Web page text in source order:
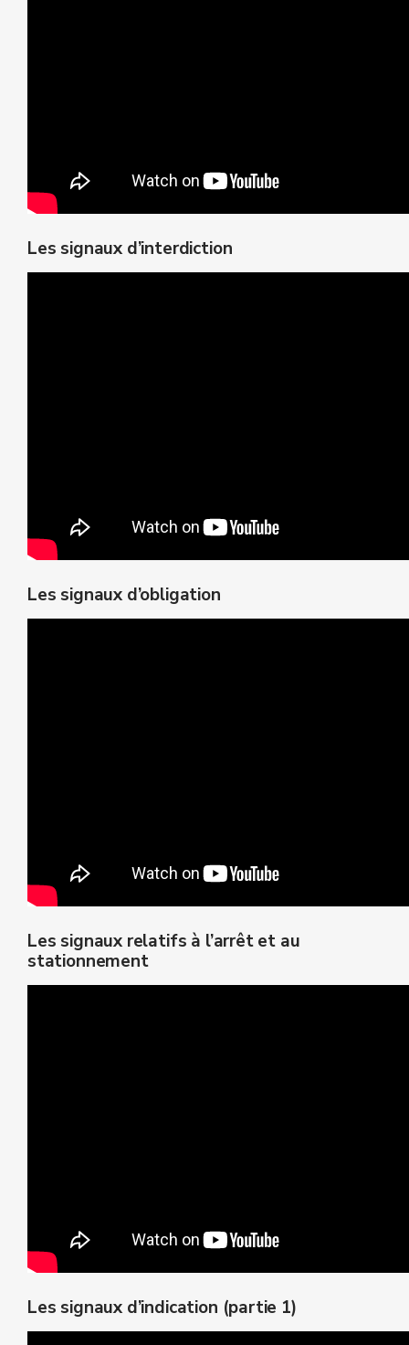
Les signaux d’interdiction
Les signaux d’obligation
Les signaux relatifs à l’arrêt et au
stationnement
Les signaux d’indication (partie 1)